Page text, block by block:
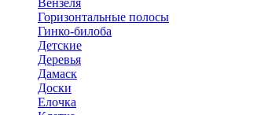
Вензеля
Горизонтальные полосы
Гинко-билоба
Детские
Деревья
Дамаск
Доски
Елочка